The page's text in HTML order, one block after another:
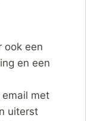
ook een
en een
met
uiterst